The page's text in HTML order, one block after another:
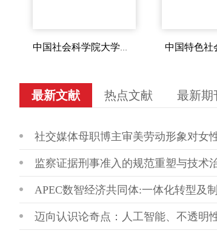
中国社会科学院大学学报 中国特色社
最新文献 热点文献 最新期
社交媒体母职博主审美劳动形象对女
监察证据刑事准入的规范重塑与技术
APEC数智经济共同体:一体化转型及
迈向认识论奇点：人工智能、不透明